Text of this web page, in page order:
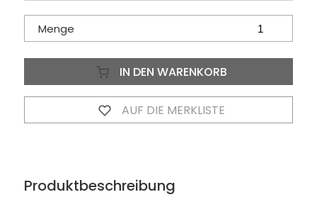
Menge
IN DEN WARENKORB
AUF DIE MERKLISTE
Produktbeschreibung